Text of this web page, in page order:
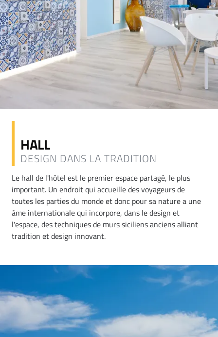
HALL
DESIGN DANS LA TRADITION
Le hall de l'hôtel est le premier espace partagé, le plus
important. Un endroit qui accueille des voyageurs de
toutes les parties du monde et donc pour sa nature a une
âme internationale qui incorpore, dans le design et
l'espace, des techniques de murs siciliens anciens alliant
tradition et design innovant.